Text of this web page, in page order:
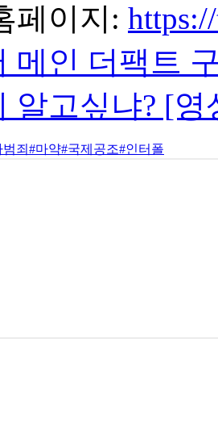
페이지:
메인 더팩트
알고싶냐? [
죄 #마약#국제공조#인터폴